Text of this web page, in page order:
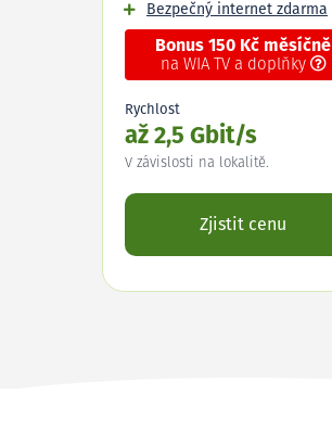
Bezpečný internet zdarma
Bonus 150 Kč měsíčně
na WIA TV a doplňky
Rychlost
až 2,5 Gbit/s
V závislosti na lokalitě.
Zjistit cenu